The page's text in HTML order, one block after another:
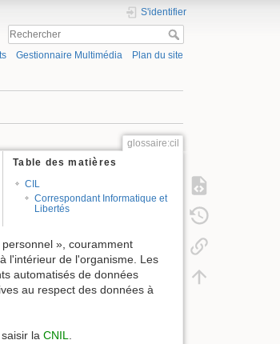
S'identifier
Gestionnaire Multimédia Plan du site
glossaire:cil
Table des matières
CIL
Correspondant Informatique et
Libertés
», couramment
l'intérieur de l'organisme. Les
automatisés de données
au respect des données à
la CNIL.